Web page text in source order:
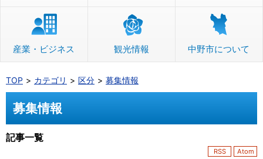
産業・ビジネス 観光情報 中野市について
TOP カテゴリ 区分 募集情報
募集情報
記事一覧
RSS Atom